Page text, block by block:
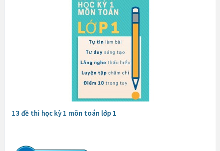
13 đề thi học kỳ 1 môn toán lớp 1